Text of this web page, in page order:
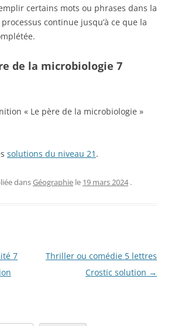
certains mots ou phrases dans la
continue jusqu’à ce que la
de la microbiologie 7
« Le père de la microbiologie »
solutions du niveau 21 .
dansGéographie le 19 mars 2024 .
7
Thriller ou comédie 5 lettres
Crostic solution →